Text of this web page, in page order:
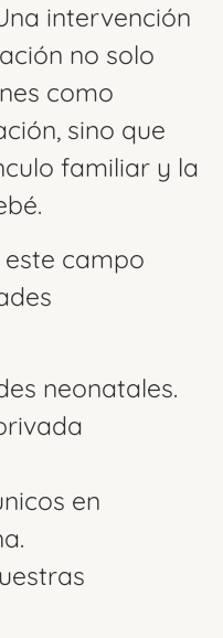
intervención
no solo
como
sino que
familiar y la
campo
neonatales.
en